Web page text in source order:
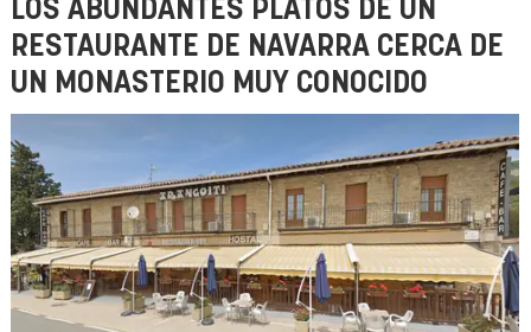
LOS ABUNDANTES PLATOS DE UN
RESTAURANTE DE NAVARRA CERCA DE
UN MONASTERIO MUY CONOCIDO